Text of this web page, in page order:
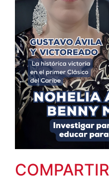
COMPARTIR